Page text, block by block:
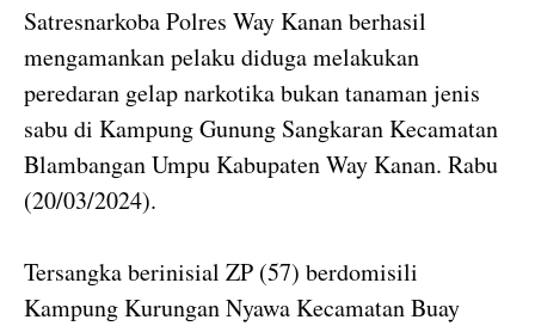
Satresnarkoba Polres Way Kanan berhasil
mengamankan pelaku diduga melakukan
peredaran gelap narkotika bukan tanaman jenis
sabu di Kampung Gunung Sangkaran Kecamatan
Blambangan Umpu Kabupaten Way Kanan. Rabu
(20/03/2024).
Tersangka berinisial ZP (57) berdomisili
Kampung Kurungan Nyawa Kecamatan Buay